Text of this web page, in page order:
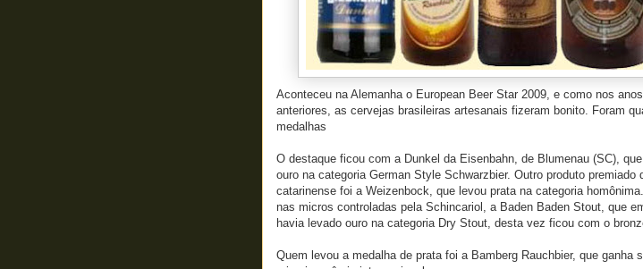
Aconteceu na Alemanha o European Beer Star 2009, e como nos anos
anteriores, as cervejas brasileiras artesanais fizeram bonito. Foram
medalhas
O destaque ficou com a Dunkel da Eisenbahn, de Blumenau (SC),
ouro na categoria German Style Schwarzbier. Outro produto premiado
catarinense foi a Weizenbock, que levou prata na categoria
nas micros controladas pela Schincariol, a Baden Baden Stout, que
havia levado ouro na categoria Dry Stout, desta vez ficou com o
Quem levou a medalha de prata foi a Bamberg Rauchbier, que ganha